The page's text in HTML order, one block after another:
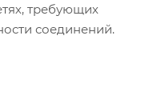
требующих
соединений.